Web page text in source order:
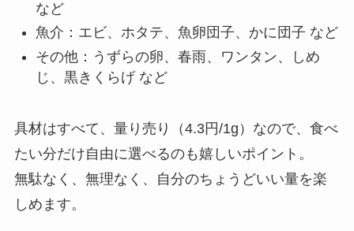
など
魚介：エビ、ホタテ、魚卵団子、かに団子 など
その他：うずらの卵、春雨、ワンタン、しめ
じ、黒きくらげ など
具材はすべて、量り売り（4.3円/1g）なので、食べ
たい分だけ自由に選べるのも嬉しいポイント。
無駄なく、無理なく、自分のちょうどいい量を楽
しめます。